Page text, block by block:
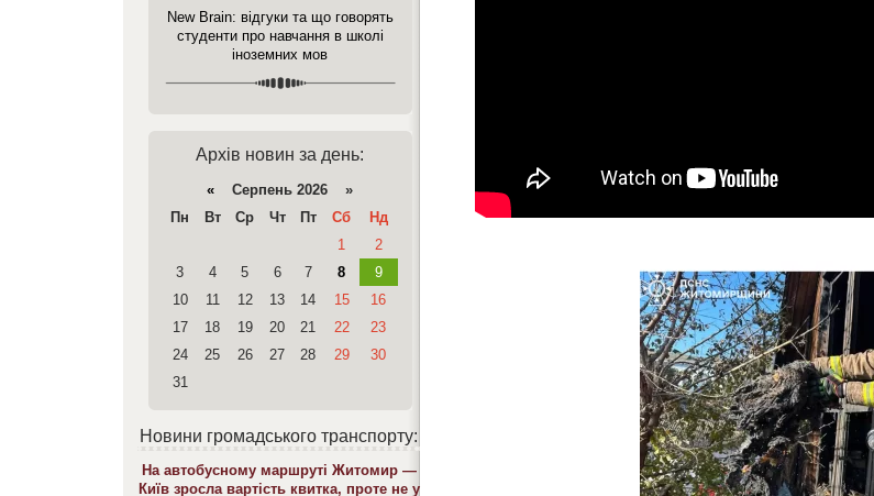
New Brain: відгуки та що говорять
студенти про навчання в школі
іноземних мов
Архів новин за день:
« Серпень 2026 »
Пн
Вт Ср Чт Пт Сб
Нд
1
2
3
4 5 6 7 8
9
10
11 12 13 14 15
16
17
18 19 20 21 22
23
24
25 26 27 28 29
30
31
Новини громадського транспорту:
На автобусному маршруті Житомир —
Київ зросла вартість квитка, проте не у